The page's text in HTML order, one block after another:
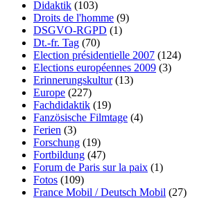
Didaktik (103)
Droits de l'homme (9)
DSGVO-RGPD (1)
Dt.-fr. Tag (70)
Election présidentielle 2007 (124)
Elections européennes 2009 (3)
Erinnerungskultur(13)
Europe (227)
Fachdidaktik (19)
Fanzösische Filmtage (4)
Ferien (3)
Forschung (19)
Fortbildung (47)
Forum de Paris sur la paix (1)
Fotos (109)
France Mobil / Deutsch Mobil (27)